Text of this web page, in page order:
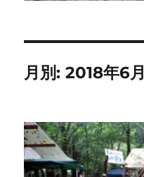
月別: 2018年6月